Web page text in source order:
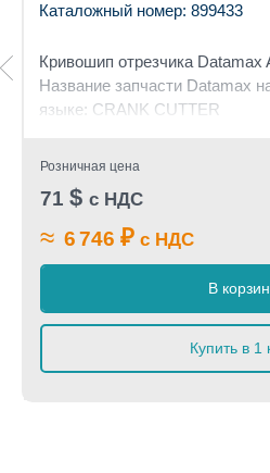
Каталожный номер: 899433
Кривошип отрезчика Datamax
Название запчасти Datamax
языке: CRANK CUTTER
Розничная цена
71 $ с НДС
≈ 6 746 ₽ с НДС
В
Купить в 1